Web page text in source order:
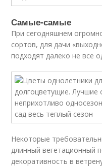
Самые-самые
При сегодняшнем
сортов, для дачи
подходят далеко не все
Некоторые
длинный вегетационный
декоративность в